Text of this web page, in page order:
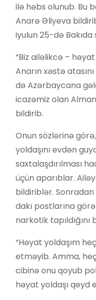
ilə həbs olunub. Bu
Anarə Əliyeva
iyulun 25-də Bakıda
“Biz ailəlikcə –
Anarın xəstə
də Azərbaycana
icazəmiz olan
bildirib.
Onun sözlərinə
yoldaşını evdən
saxtalaşdırılması
üçün aparıblar.
bildiriblər.
dakı postlarına
narkotik tapıldığını
“Həyat yoldaşım
etməyib. Amma,
cibinə onu qoyub
həyat yoldaşı qeyd